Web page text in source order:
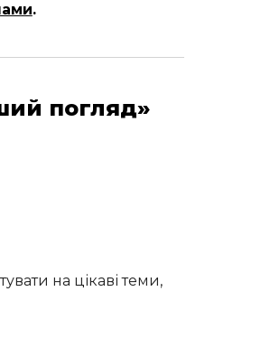
.
погляд»
на цікаві теми,